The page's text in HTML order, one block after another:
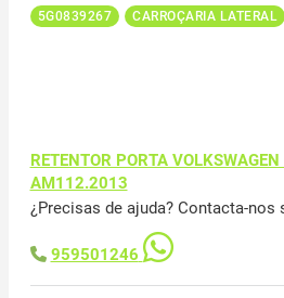
5G0839267 CARROÇARIA LATERAL
RETENTOR PORTA
AM112.2013
¿Precisas de ajuda? Contacta-
959501246